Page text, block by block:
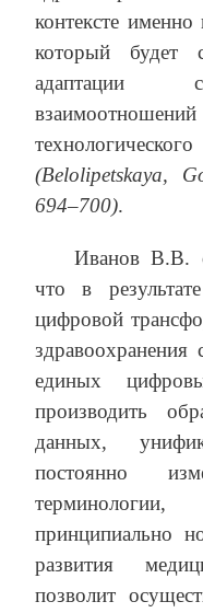
контексте именно
который будет
адаптации
(Belolipetskaya,
694–700).
Иванов В.В.
что в
цифровой
единых
производить
данных,
постоянно
принципиально
развития
позволит